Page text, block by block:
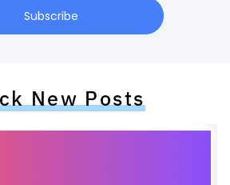
Subscribe
New Posts